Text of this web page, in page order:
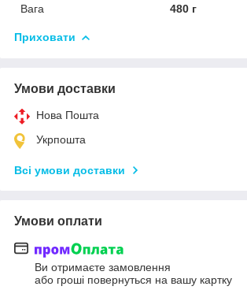
Вага
480 г
Приховати
Умови доставки
Нова Пошта
Укрпошта
Всі умови доставки
Умови оплати
Ви отримаєте замовлення
або гроші повернуться на вашу картку